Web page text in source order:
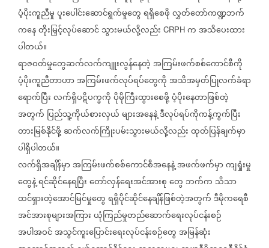
ပံ့ပိုးကူညီမှုပူးပေါင်းဆောင်ရွက်မှုတွေရရှိစေဖိုလွှတ်တော်ကဏ္ဍဘက်
ကနေတိုးမြှင့်လုပ်ဆောင်သွားမယ်လို့လည်း CRPH ကအသိပေးထား
ပါတယ်။
ရာဇဝတ်မှုတွေဆက်လက်ကျူးလွန်နေတဲ့အကြမ်းဖက်စစ်ကောင်စီကို
ပံ့ပိုးကူညီတာဟာအကြမ်းဖက်လုပ်ရပ်တွေကိုအသိအမှတ်ပြုလက်ခံရာ
ရောက်ပြီးလက်ရှိပဋိပက္ခကိုပိုမိုကြီးထွားစေဖို့ပံ့ပိုးနေတာဖြစ်တဲ့
အတွက် ပြည်သူ့ကိုယ်စားလှယ်များအနေနဲ့ဒီလုပ်ရပ်ကိုကန့်ကွက်ပြီး
တားမြစ်နိုင်ဖို့ဆက်လက်ကြိုးပမ်းသွားမယ်လို့လည်းထုတ်ပြန်ချက်မှာ
ပါရှိပါတယ်။
လက်ရှိအချိန်မှာအကြမ်းဖက်စစ်ကောင်စီအနေနဲ့အဖက်ဖက်မှာကျရှုံးမှု
တွေနဲ့ရင်ဆိုင်နေရပြီးတော်လှန်ရေးအင်အားစုတွေ ဘက်က သိသာ
ထင်ရှားတဲ့အောင်မြင်မှုတွေရရှိပိုင်ဆိုင်နေချိန်ဖြစ်တဲ့အတွက်ဒီမိုကရေစီ
အင်အားစုများအကြားယုံကြည်မှုတည်ဆောက်ရေးလုပ်ငန်းစဉ်
အပါအဝင်အသွင်ကူးပြောင်းရေးလုပ်ငန်းစဉ်တွေအမြန်ဆုံး